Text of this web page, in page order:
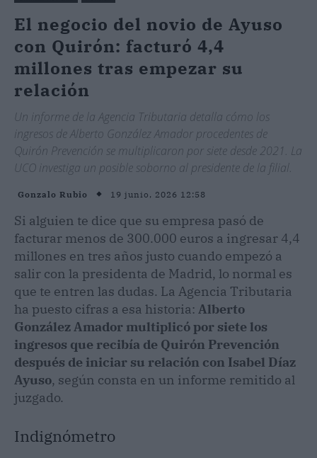
El negocio del novio de Ayuso
con Quirón: facturó 4,4
millones tras empezar su
relación
Un informe de la Agencia Tributaria detalla cómo los
ingresos de Alberto González Amador procedentes de
Quirón Prevención se multiplicaron por siete desde 2021. La
UCO investiga un posible soborno al presidente de la filial.
Gonzalo Rubio 19 junio, 2026 12:58
Si alguien te dice que su empresa pasó de
facturar menos de 300.000 euros a ingresar 4,4
millones en tres años justo cuando empezó a
salir con la presidenta de Madrid, lo normal es
que te entren las dudas. La Agencia Tributaria
ha puesto cifras a esa historia: Alberto
González Amador multiplicó por siete los
ingresos que recibía de Quirón Prevención
después de iniciar su relación con Isabel Díaz
Ayuso, según consta en un informe remitido al
juzgado.
Indignómetro